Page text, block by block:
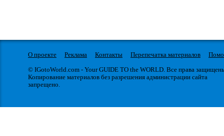
О проекте Реклама Контакты Перепечатка материалов
© IGotoWorld.com - Your GUIDE TO the WORLD. Все права
Копирование материалов без разрешения администрации сайта
запрещено.